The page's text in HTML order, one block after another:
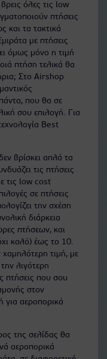
όλες τις low
πτήσεις
και τα τακτικά
με πτήσεις
όμως μόνο η τιμή
πτήση τελικά θα
Στο Airshop
που θα σε
σου επιλογή. Για
Best
βρίσκει απλά τα
τις πτήσεις
τις low cost
σε πτήσεις
την σχέση
διάρκεια
πτήσεων, και
καλό) έως το 10.
τιμή, με
λιγότερη
πτήσεις που σου
στον
για αεροπορικά
της σελίδας θα
αεροπορικά